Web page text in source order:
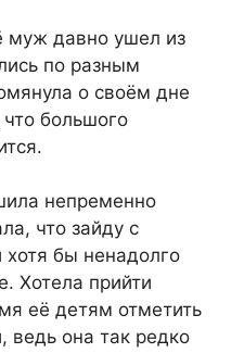
муж давно ушел из
по разным
о своём дне
большого
непременно
что зайду с
бы ненадолго
Хотела прийти
её детям отметить
ведь она так редко